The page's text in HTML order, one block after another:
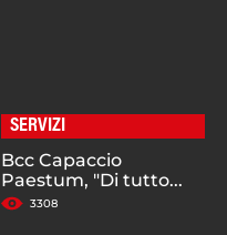
SERVIZI
Bcc Capaccio
Paestum, "Di tutto...
3308